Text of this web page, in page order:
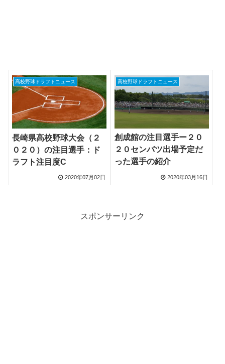
高校野球ドラフトニュース
長崎県高校野球大会（２
０２０）の注目選手：ド
ラフト注目度C
2020年07月02日
高校野球ドラフトニュース
創成館の注目選手ー２０
２０センバツ出場予定だ
った選手の紹介
2020年03月16日
スポンサーリンク